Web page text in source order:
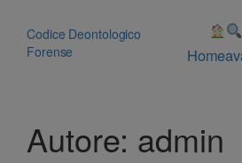
contenuto
Codice Deontologico
Forense
Home
Autore: admin